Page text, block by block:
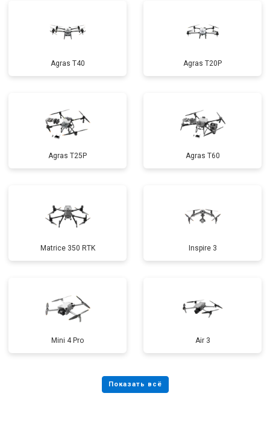
Agras T40 Agras T20P
Agras T25P Agras T60
Matrice 350 RTK Inspire 3
Mini 4 Pro Air 3